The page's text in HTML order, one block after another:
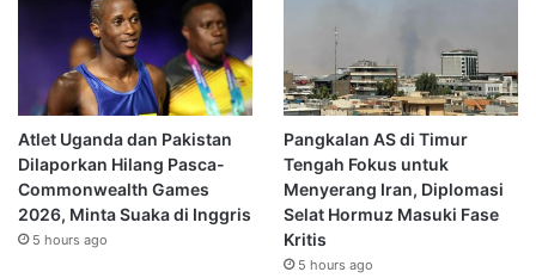
Atlet Uganda dan Pakistan
Dilaporkan Hilang Pasca-
Commonwealth Games
2026, Minta Suaka di Inggris
5 hours ago
Pangkalan AS di Timur
Tengah Fokus untuk
Menyerang Iran, Diplomasi
Selat Hormuz Masuki Fase
Kritis
5 hours ago